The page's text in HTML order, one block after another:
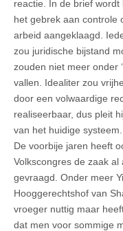
reactie. In de brief
het gebrek aan controle
arbeid aangeklaagd.
zou juridische bijstand
zouden niet meer onder
vallen. Idealiter zou
door een volwaardige
realiseerbaar, dus pleit
van het huidige systeem.
De voorbije jaren heeft
Volkscongres de zaak al
gevraagd. Onder meer
Hooggerechtshof van
vroeger nuttig maar
dat men voor sommige